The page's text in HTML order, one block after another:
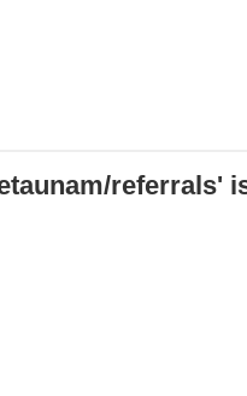
referrals'